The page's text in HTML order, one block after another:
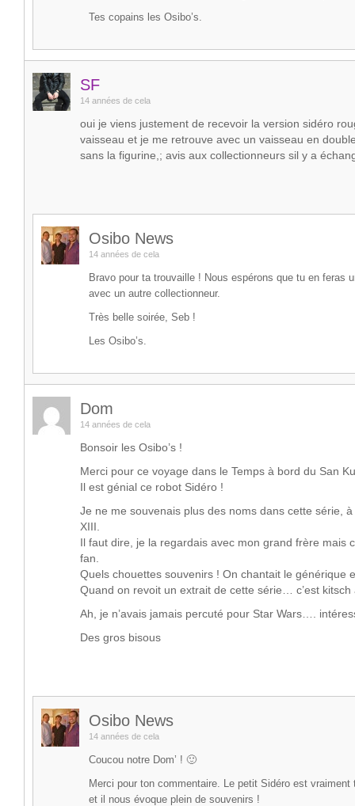
Tes copains les Osibo’s.
SF
14 années de cela
oui je viens justement de recevoir la version sidéro
vaisseau et je me retrouve avec un vaisseau en
sans la figurine,; avis aux collectionneurs sil y a
Osibo News
14 années de cela
Bravo pour ta trouvaille ! Nous espérons que tu en feras
avec un autre collectionneur.
Très belle soirée, Seb !
Les Osibo’s.
Dom
14 années de cela
Bonsoir les Osibo’s !
Merci pour ce voyage dans le Temps à bord du San
Il est génial ce robot Sidéro !
Je ne me souvenais plus des noms dans cette série,
XIII.
Il faut dire, je la regardais avec mon grand frère mais
fan.
Quels chouettes souvenirs ! On chantait le générique
Quand on revoit un extrait de cette série… c’est kitsch
Ah, je n’avais jamais percuté pour Star Wars….
Des gros bisous
Osibo News
14 années de cela
Coucou notre Dom’ ! 🙂
Merci pour ton commentaire. Le petit Sidéro est vraiment
et il nous évoque plein de souvenirs !